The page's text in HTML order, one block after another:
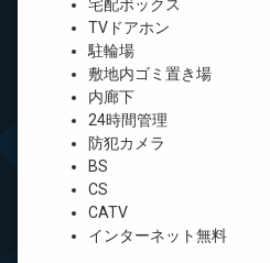
宅配ボックス
TVドアホン
駐輪場
敷地内ゴミ置き場
内廊下
24時間管理
防犯カメラ
BS
CS
CATV
インターネット無料